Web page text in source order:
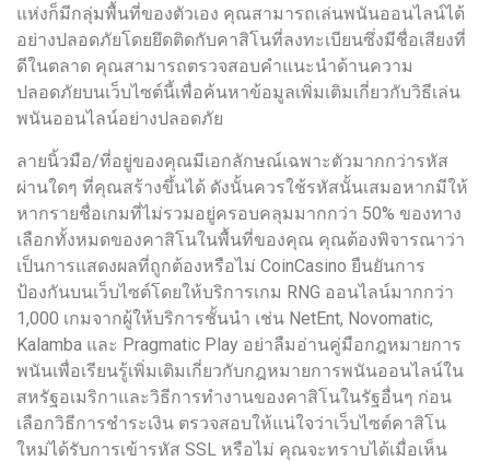
แห่งก็มีกลุ่มพื้นที่ของตัวเอง คุณสามารถเล่นพนันออนไลน์ได้
อย่างปลอดภัยโดยยึดติดกับคาสิโนที่ลงทะเบียนซึ่งมีชื่อเสียงที่
ดีในตลาด คุณสามารถตรวจสอบคำแนะนำด้านความ
ปลอดภัยบนเว็บไซต์นี้เพื่อค้นหาข้อมูลเพิ่มเติมเกี่ยวกับวิธีเล่น
พนันออนไลน์อย่างปลอดภัย
ลายนิ้วมือ/ที่อยู่ของคุณมีเอกลักษณ์เฉพาะตัวมากกว่ารหัส
ผ่านใดๆ ที่คุณสร้างขึ้นได้ ดังนั้นควรใช้รหัสนั้นเสมอหากมีให้
หากรายชื่อเกมที่ไม่รวมอยู่ครอบคลุมมากกว่า 50% ของทาง
เลือกทั้งหมดของคาสิโนในพื้นที่ของคุณ คุณต้องพิจารณาว่า
เป็นการแสดงผลที่ถูกต้องหรือไม่ CoinCasino ยืนยันการ
ป้องกันบนเว็บไซต์โดยให้บริการเกม RNG ออนไลน์มากกว่า
1,000 เกมจากผู้ให้บริการชั้นนำ เช่น NetEnt, Novomatic,
Kalamba และ Pragmatic Play อย่าลืมอ่านคู่มือกฎหมายการ
พนันเพื่อเรียนรู้เพิ่มเติมเกี่ยวกับกฎหมายการพนันออนไลน์ใน
สหรัฐอเมริกาและวิธีการทำงานของคาสิโนในรัฐอื่นๆ ก่อน
เลือกวิธีการชำระเงิน ตรวจสอบให้แน่ใจว่าเว็บไซต์คาสิโน
ใหม่ได้รับการเข้ารหัส SSL หรือไม่ คุณจะทราบได้เมื่อเห็น